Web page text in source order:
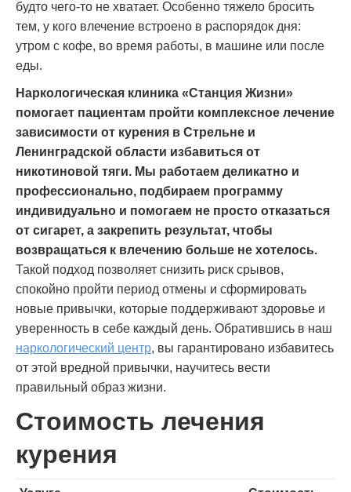
будто чего-то не хватает. Особенно тяжело бросить
тем, у кого влечение встроено в распорядок дня:
утром с кофе, во время работы, в машине или после
еды.
Наркологическая клиника «Станция Жизни»
помогает пациентам пройти комплексное лечение
зависимости от курения в Стрельне и
Ленинградской области избавиться от
никотиновой тяги. Мы работаем деликатно и
профессионально, подбираем программу
индивидуально и помогаем не просто отказаться
от сигарет, а закрепить результат, чтобы
возвращаться к влечению больше не хотелось.
Такой подход позволяет снизить риск срывов,
спокойно пройти период отмены и сформировать
новые привычки, которые поддерживают здоровье и
уверенность в себе каждый день. Обратившись в наш
наркологический центр, вы гарантировано избавитесь
от этой вредной привычки, научитесь вести
правильный образ жизни.
Стоимость лечения
курения